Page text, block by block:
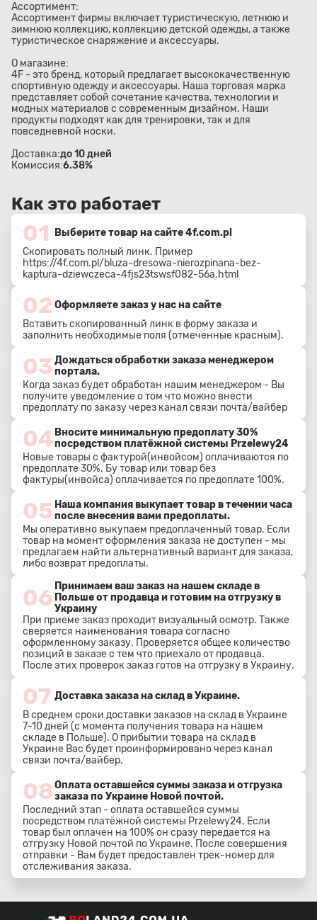
Ассортимент:
Ассортимент фирмы включает туристическую, летнюю и
зимнюю коллекцию, коллекцию детской одежды, а также
туристическое снаряжение и аксессуары.
О магазине:
4F - это бренд, который предлагает высококачественную
спортивную одежду и аксессуары. Наша торговая марка
представляет собой сочетание качества, технологии и
модных материалов с современным дизайном. Наши
продукты подходят как для тренировки, так и для
повседневной носки.
Доставка:до 10 дней
Комиссия:6.38%
Как это работает
01
Выберите товар на сайте 4f.com.pl
Скопировать полный линк. Пример
https://4f.com.pl/bluza-dresowa-nierozpinana-bez-
kaptura-dziewczeca-4fjs23tswsf082-56a.html
02 Оформляете заказ у нас на сайте
Вставить скопированный линк в форму заказа и
заполнить необходимые поля (отмеченные красным).
03Дождаться обработки заказа менеджером
портала.
Когда заказ будет обработан нашим менеджером - Вы
получите уведомление о том что можно внести
предоплату по заказу через канал связи почта/вайбер
04 Вносите минимальную предоплату 30%
посредством платёжной системы Przelewy24
Новые товары с фактурой(инвойсом) оплачиваются по
предоплате 30%. Бу товар или товар без
фактуры(инвойса) оплачивается по предоплате 100%.
05 Наша компания выкупает товар в течении часа
после внесения вами предоплаты.
Мы оперативно выкупаем предоплаченный товар. Если
товар на момент оформления заказа не доступен - мы
предлагаем найти альтернативный вариант для заказа,
либо возврат предоплаты.
06 Принимаем ваш заказ на нашем складе в
Польше от продавца и готовим на отгрузку в
Украину
При приеме заказ проходит визуальный осмотр. Также
сверяется наименования товара согласно
оформленному заказу. Проверяется общее количество
позиций в заказе с тем что приехало от продавца.
После этих проверок заказ готов на отгрузку в Украину.
07 Доставка заказа на склад в Украине.
В среднем сроки доставки заказов на склад в Украине
7-10 дней (с момента получения товара на нашем
складе в Польше). О прибытии товара на склад в
Украине Вас будет проинформировано через канал
связи почта/вайбер.
08Оплата оставшейся суммы заказа и отгрузка
заказа по Украине Новой почтой.
Последний этап - оплата оставшейся суммы
посредством платёжной системы Przelewy24. Если
товар был оплачен на 100% он сразу передается на
отгрузку Новой почтой по Украине. После совершения
отправки - Вам будет предоставлен трек-номер для
отслеживания заказа.